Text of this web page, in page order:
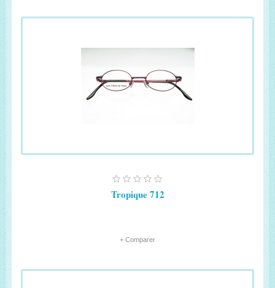
Tropique 712
+ Comparer